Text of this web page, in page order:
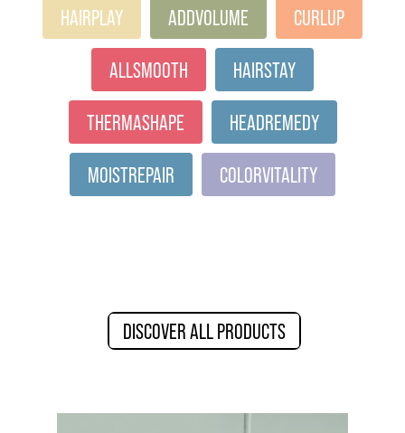
HAIRPLAY ADDVOLUME
CURLUP
ALLSMOOTH
HAIRSTAY
THERMASHAPE
HEADREMEDY
MOISTREPAIR
COLORVITALITY
DISCOVER ALL PRODUCTS